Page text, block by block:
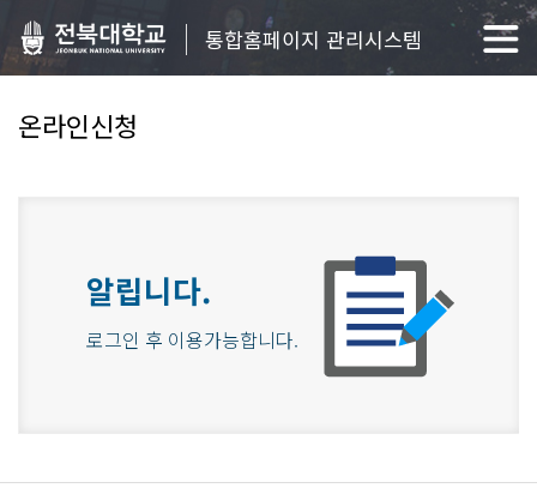
통합홈페이지 관리시스템
온라인신청
알립니다.
로그인 후 이용가능합니다.